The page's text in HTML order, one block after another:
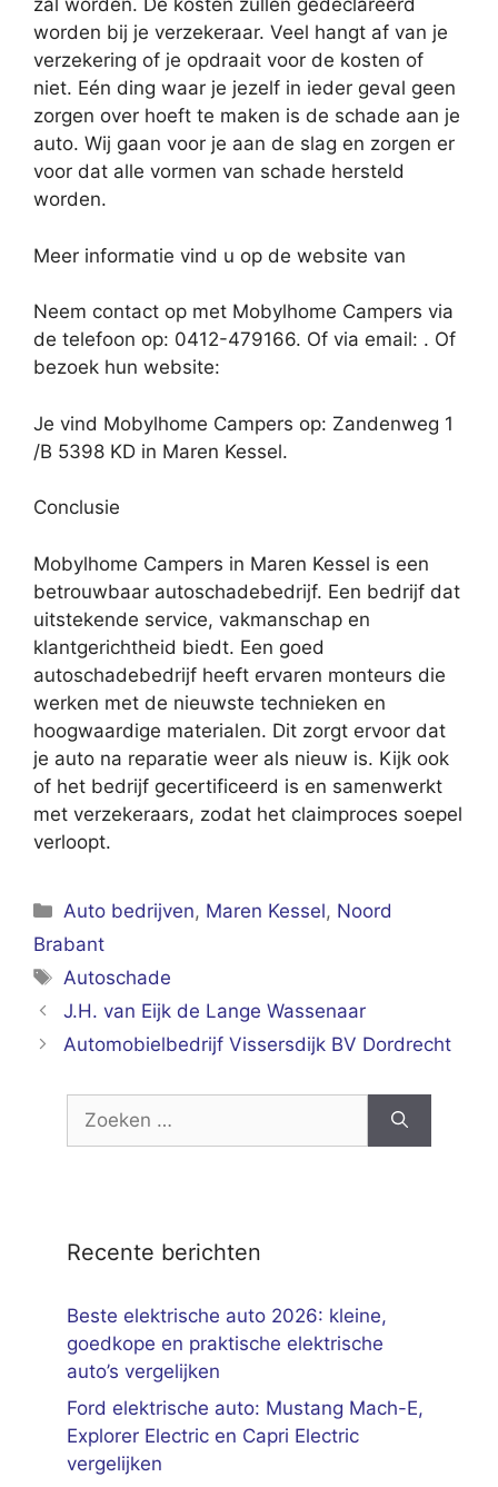
zal worden. De kosten zullen gedeclareerd
worden bij je verzekeraar. Veel hangt af van je
verzekering of je opdraait voor de kosten of
niet. Eén ding waar je jezelf in ieder geval geen
zorgen over hoeft te maken is de schade aan je
auto. Wij gaan voor je aan de slag en zorgen er
voor dat alle vormen van schade hersteld
worden.
Meer informatie vind u op de website van
Neem contact op met Mobylhome Campers via
de telefoon op: 0412-479166. Of via email: . Of
bezoek hun website:
Je vind Mobylhome Campers op: Zandenweg 1
/B 5398 KD in Maren Kessel.
Conclusie
Mobylhome Campers in Maren Kessel is een
betrouwbaar autoschadebedrijf. Een bedrijf dat
uitstekende service, vakmanschap en
klantgerichtheid biedt. Een goed
autoschadebedrijf heeft ervaren monteurs die
werken met de nieuwste technieken en
hoogwaardige materialen. Dit zorgt ervoor dat
je auto na reparatie weer als nieuw is. Kijk ook
of het bedrijf gecertificeerd is en samenwerkt
met verzekeraars, zodat het claimproces soepel
verloopt.
Categorieën
Auto bedrijven, Maren Kessel, Noord
Brabant
Tags
Autoschade
J.H. van Eijk de Lange Wassenaar
Automobielbedrijf Vissersdijk BV Dordrecht
naar:
Recente berichten
Beste elektrische auto 2026: kleine,
goedkope en praktische elektrische
auto’s vergelijken
Ford elektrische auto: Mustang Mach-E,
Explorer Electric en Capri Electric
vergelijken